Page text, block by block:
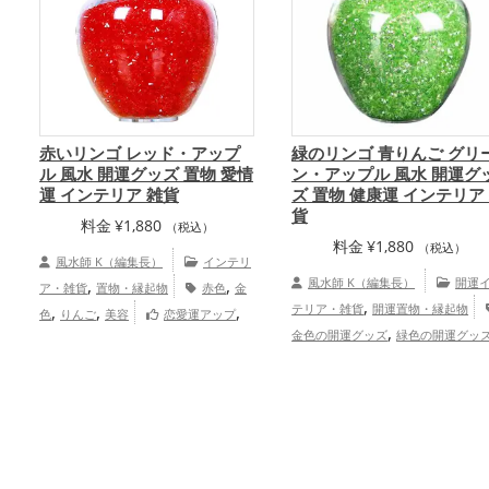
赤いリンゴ レッド・アップ
ル 風水 開運グッズ 置物 愛情
運 インテリア 雑貨
料金 ¥1,880 （税込）
風水師 K（編集長）
インテリ
ア・雑貨, 置物・縁起物 赤色, 金
色, りんご, 美容 恋愛運アップ,
緑のリンゴ 青りんご グリ
ン・アップル 風水 開運グ
ズ 置物 健康運 インテリア
貨
料金 ¥1,880 （税込）
風水師 K（編集長）
開運
テリア・雑貨,開運置物・縁起物
金色の開運グッズ,緑色の開運グッ